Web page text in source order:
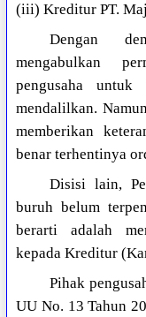
(iii) Kreditur PT.
Dengan
mengabulkan
pengusaha
mendalilkan.
memberikan
benar terhentinya
Disisi lain,
buruh belum
berarti adalah
kepada Kreditur
Pihak
UU No. 13 Tahun